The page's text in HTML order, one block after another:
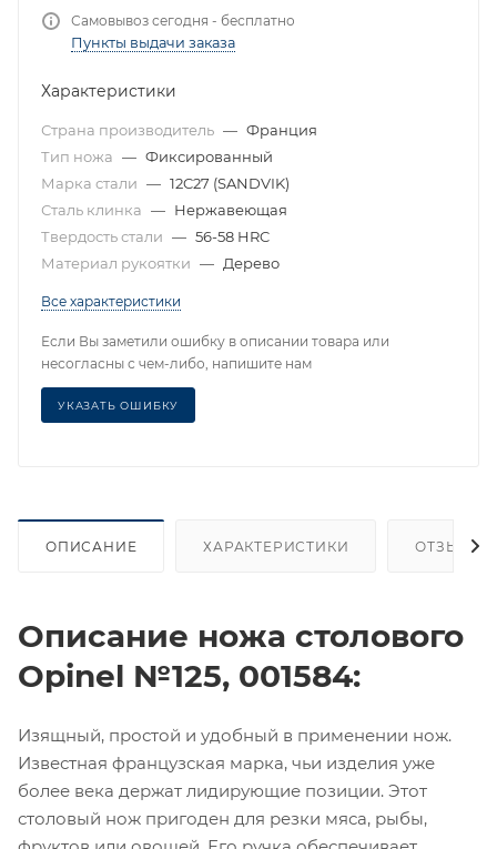
Самовывоз сегодня - бесплатно
Пункты выдачи заказа
Характеристики
Страна производитель — Франция
Тип ножа — Фиксированный
Марка стали — 12C27 (SANDVIK)
Сталь клинка — Нержавеющая
Твердость стали — 56-58 HRC
Материал рукоятки — Дерево
Все характеристики
Если Вы заметили ошибку в описании товара или
несогласны с чем-либо, напишите нам
УКАЗАТЬ ОШИБКУ
ОПИСАНИЕ ХАРАКТЕРИСТИКИ ОТЗЫВЫ
Описание ножа столового
Opinel №125, 001584:
Изящный, простой и удобный в применении нож.
Известная французская марка, чьи изделия уже
более века держат лидирующие позиции. Этот
столовый нож пригоден для резки мяса, рыбы,